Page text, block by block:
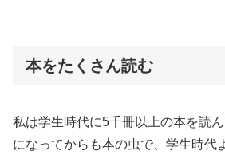
本をたくさん読む
私は学生時代に5千冊以上の本を読
になってからも本の虫で、学生時代